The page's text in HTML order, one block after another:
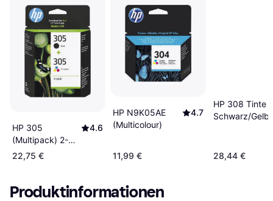
HP 305
(Multipack) 2-
Pack
4.6
22,75 €
HP N9K05AE
(Multicolour)
4.7
11,99 €
HP 308 Tinte -
Schwarz/
28,44 €
Produktinformationen